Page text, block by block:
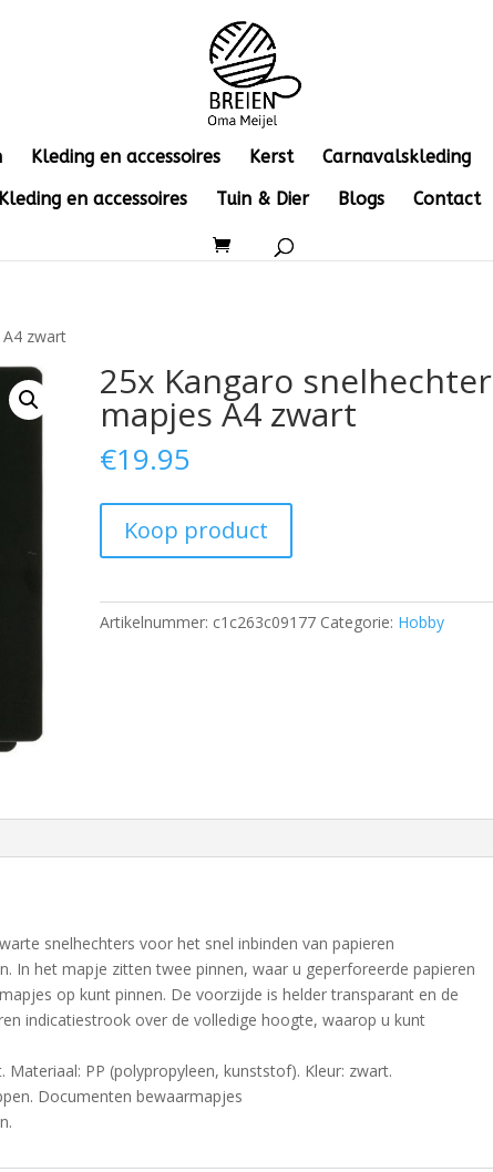
Kleding en accessoires Kerst Carnavalskleding
Kleding en accessoires
Tuin & Dier Blogs Contact
zwart
25x Kangaro snelhechter
mapjes A4 zwart
€19.95
Koop product
Artikelnummer: c1c263c09177 Categorie: Hobby
snelhechters voor het snel inbinden van papieren
In het mapje zitten twee pinnen, waar u geperforeerde papieren
op kunt pinnen. De voorzijde is helder transparant en de
indicatiestrook over de volledige hoogte, waarop u kunt
PP (polypropyleen, kunststof). Kleur: zwart.
Documenten bewaarmapjes